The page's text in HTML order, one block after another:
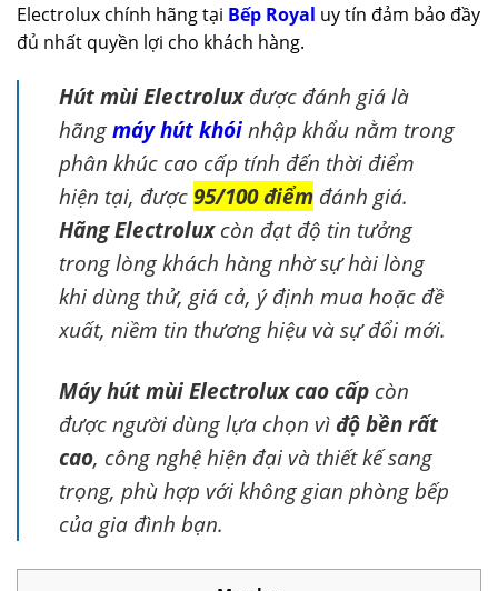
Electrolux chính hãng tại Bếp Royal uy tín đảm bảo đầy
đủ nhất quyền lợi cho khách hàng.
Hút mùi Electroluxđược đánh giá là
hãngmáy hút khóinhập khẩu nằm trong
phân khúc cao cấp tính đến thời điểm
hiện tại, được95/100 điểm đánh giá.
Hãng Electroluxcòn đạt độ tin tưởng
trong lòng khách hàng nhờ sự hài lòng
khi dùng thử, giá cả, ý định mua hoặc đề
xuất, niềm tin thương hiệu và sự đổi mới.
Máy hút mùi Electrolux cao cấp còn
được người dùng lựa chọn vìđộ bền rất
cao, công nghệ hiện đại và thiết kế sang
trọng, phù hợp với không gian phòng bếp
của gia đình bạn.